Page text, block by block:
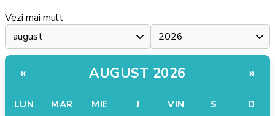
Vezi mai mult
« AUGUST 2026 »
LUN MAR MIE J VIN S D